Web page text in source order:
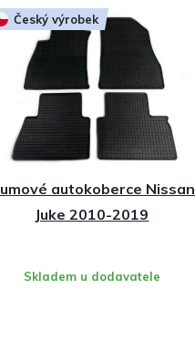
Český výrobek
autokoberce Nissan
Juke 2010-2019
Skladem u dodavatele